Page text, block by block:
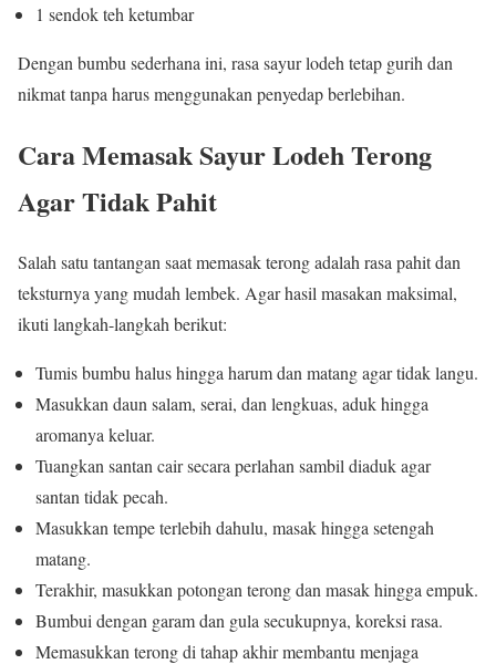
1 sendok teh ketumbar
Dengan bumbu sederhana ini, rasa sayur lodeh tetap gurih dan
nikmat tanpa harus menggunakan penyedap berlebihan.
Cara Memasak Sayur Lodeh Terong
Agar Tidak Pahit
Salah satu tantangan saat memasak terong adalah rasa pahit dan
teksturnya yang mudah lembek. Agar hasil masakan maksimal,
ikuti langkah-langkah berikut:
Tumis bumbu halus hingga harum dan matang agar tidak langu.
Masukkan daun salam, serai, dan lengkuas, aduk hingga
aromanya keluar.
Tuangkan santan cair secara perlahan sambil diaduk agar
santan tidak pecah.
Masukkan tempe terlebih dahulu, masak hingga setengah
matang.
Terakhir, masukkan potongan terong dan masak hingga empuk.
Bumbui dengan garam dan gula secukupnya, koreksi rasa.
Memasukkan terong di tahap akhir membantu menjaga